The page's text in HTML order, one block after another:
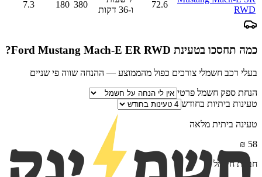
RWD
72.6
ו-36 דקות
380
180
7.3
כמה תחסכו בטעינת Ford Mustang Mach-E ER RWD
?
בעלי רכב חשמלי צורכים כפול מהממוצע — ההנחה שווה פי שניים
הנחת ספק חשמל פרטי
טעינות ביתיות בחודש
טעינה ביתית מלאה
58
₪
חברת חשמל